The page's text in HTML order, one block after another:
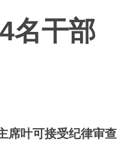
名干部
席叶可接受纪律审查